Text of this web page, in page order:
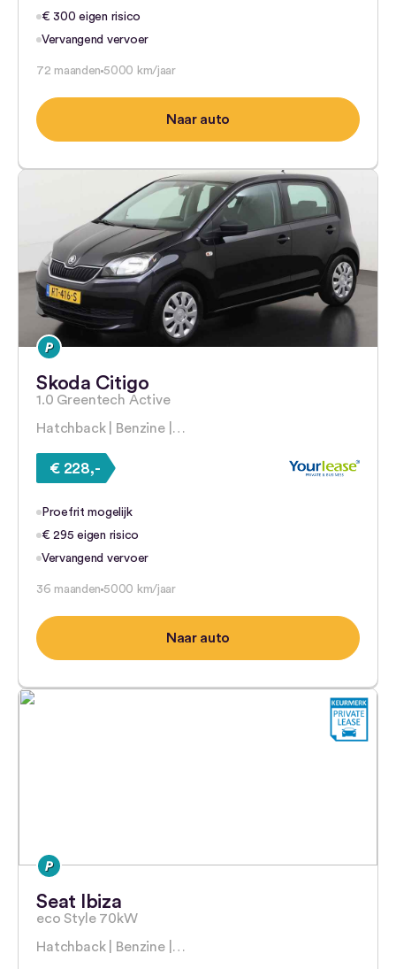
€ 300 eigen risico
Vervangend vervoer
72 maanden 5000 km/jaar
Naar auto
Skoda Citigo
1.0 Greentech Active
Hatchback | Benzine |…
€ 228,-
Proefrit mogelijk
€ 295 eigen risico
Vervangend vervoer
36 maanden 5000 km/jaar
Naar auto
Seat Ibiza
eco Style 70kW
Hatchback | Benzine |…